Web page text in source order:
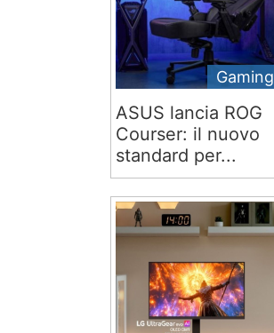
Gaming
ASUS lancia ROG
Courser: il nuovo
standard per...